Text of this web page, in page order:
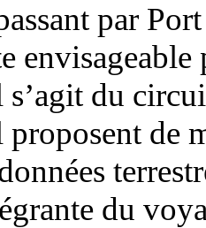
par
s’agit du
de
du